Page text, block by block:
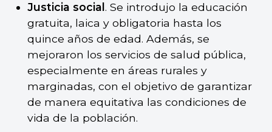
Justicia social . Se introdujo la educación
gratuita, laica y obligatoria hasta los
quince años de edad. Además, se
mejoraron los servicios de salud pública,
especialmente en áreas rurales y
marginadas, con el objetivo de garantizar
de manera equitativa las condiciones de
vida de la población.